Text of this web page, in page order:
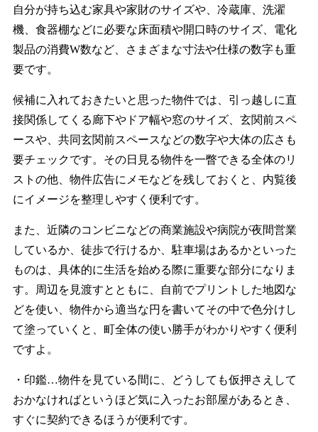
自分が持ち込む家具や家財のサイズや、冷蔵庫、洗濯
機、食器棚などに必要な床面積や開口時のサイズ、電化
製品の消費W数など、さまざまな寸法や仕様の数字も重
要です。
候補に入れておきたいと思った物件では、引っ越しに直
接関係してくる廊下やドア幅や窓のサイズ、玄関前スペ
ースや、共同玄関前スペースなどの数字や大体の広さも
要チェックです。その日見る物件を一瞥できる全体のリ
ストの他、物件広告にメモなどを残しておくと、内覧後
にイメージを整理しやすく便利です。
また、近隣のコンビニなどの商業施設や病院が夜間営業
しているか、徒歩で行けるか、駐車場はあるかといった
ものは、具体的に生活を始める際に重要な部分になりま
す。周辺を見渡すとともに、自前でプリントした地図な
どを使い、物件から適当な円を書いてその中で色分けし
て塗っていくと、町全体の使い勝手がわかりやすく便利
ですよ。
・印鑑…物件を見ている間に、どうしても仮押さえして
おかなければというほど気に入ったお部屋があるとき、
すぐに契約できるほうが便利です。